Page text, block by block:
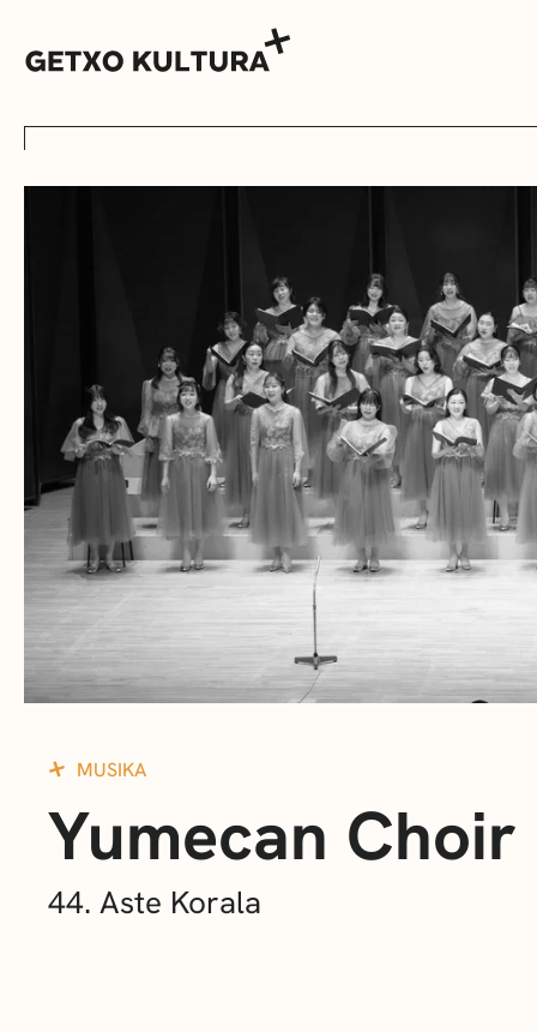
AGENDA
MUXIKEBARRI
KONTAKTUA
SARRERAK
MUSIKA
Yumecan Choir
44. Aste Korala